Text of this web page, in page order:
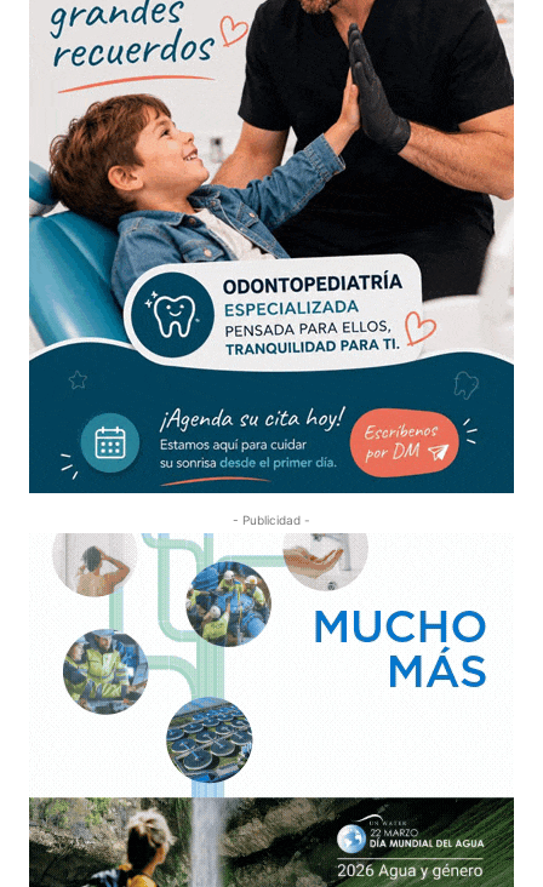
- Publicidad -